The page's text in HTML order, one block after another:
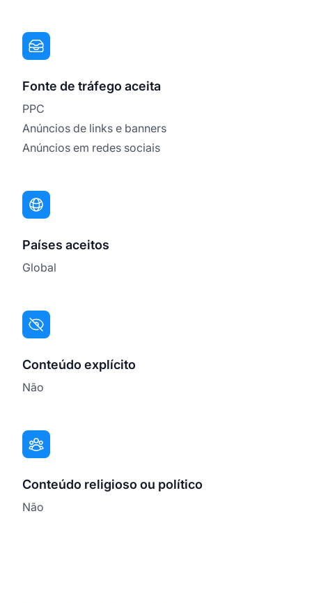
Fonte de tráfego aceita
PPC
Anúncios de links e banners
Anúncios em redes sociais
Países aceitos
Global
Conteúdo explícito
Não
Conteúdo religioso ou político
Não